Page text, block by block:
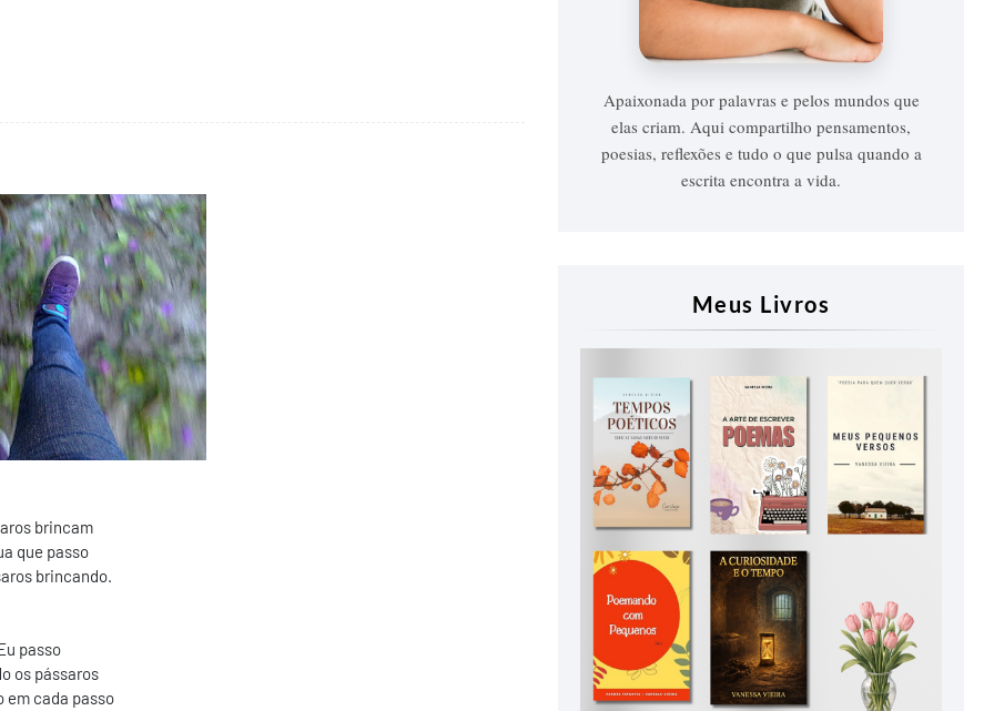
brincam
que passo
brincando.
passo
os pássaros
em cada passo
Vanessa
Vieira
Apaixonada por palavras e pelos mundos que
elas criam. Aqui compartilho pensamentos,
poesias, reflexões e tudo o que pulsa quando a
escrita encontra a vida.
Meus Livros